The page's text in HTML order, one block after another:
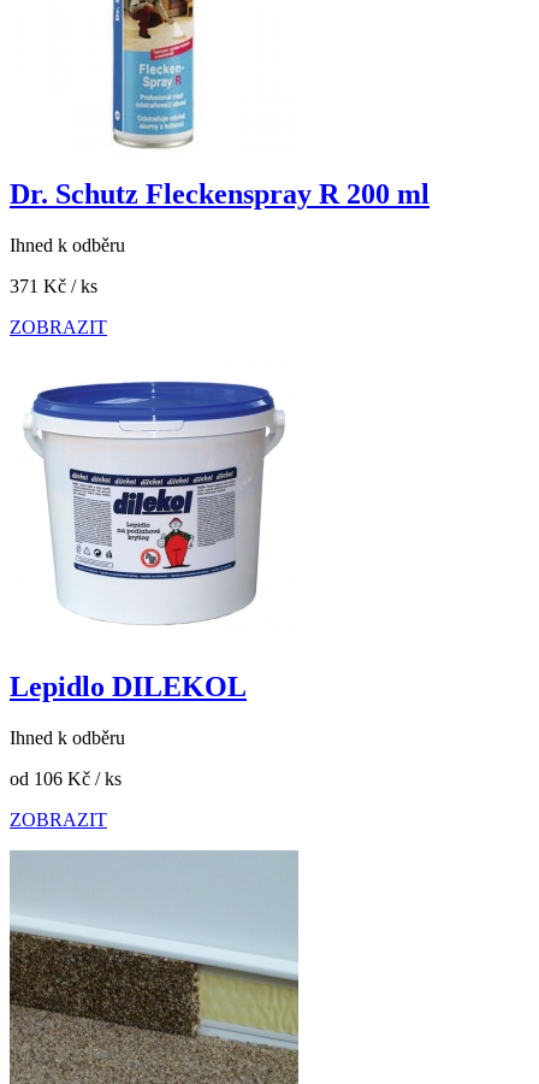
Dr. Schutz Fleckenspray R 200 ml
Ihned k odběru
371 Kč / ks
ZOBRAZIT
Lepidlo DILEKOL
Ihned k odběru
od 106 Kč / ks
ZOBRAZIT